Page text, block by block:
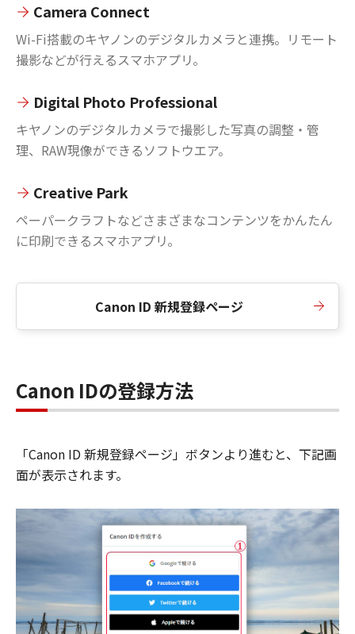
Camera Connect
Wi-Fi搭載のキヤノンのデジタルカメラと連携。リモート
撮影などが行えるスマホアプリ。
Digital Photo Professional
キヤノンのデジタルカメラで撮影した写真の調整・管
理、RAW現像ができるソフトウエア。
Creative Park
ペーパークラフトなどさまざまなコンテンツをかんたん
に印刷できるスマホアプリ。
Canon ID 新規登録ページ
Canon IDの登録方法
「Canon ID 新規登録ページ」ボタンより進むと、下記画
面が表示されます。